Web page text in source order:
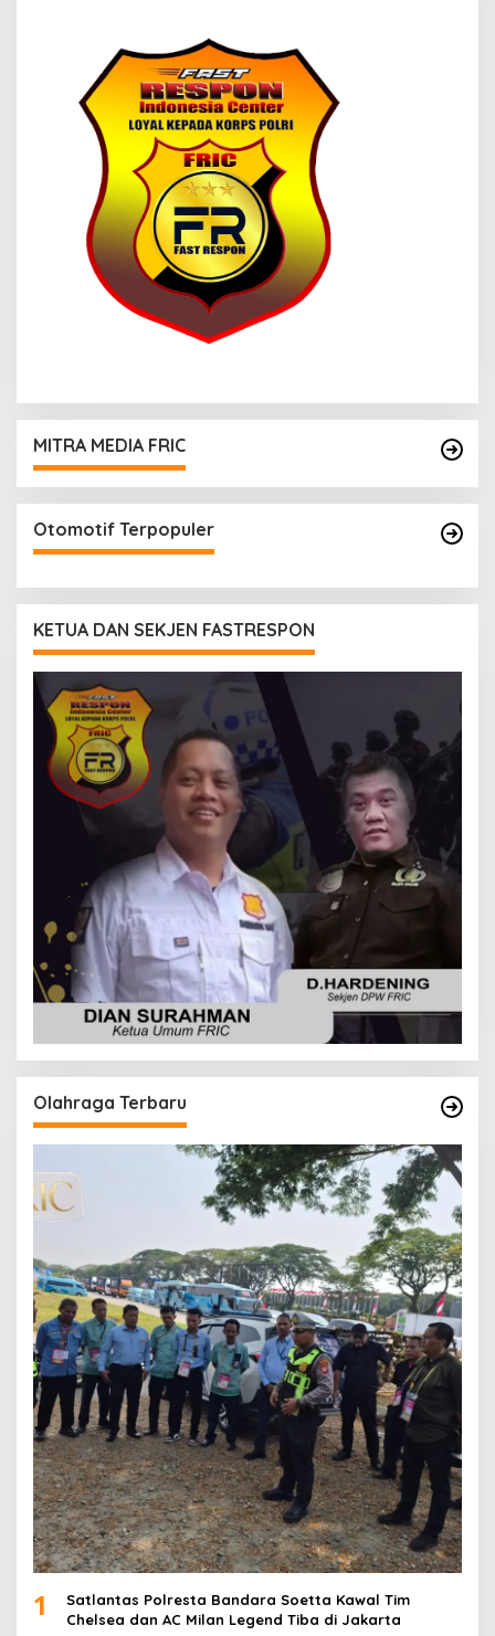
MITRA MEDIA FRIC
Otomotif Terpopuler
KETUA DAN SEKJEN FASTRESPON
Olahraga Terbaru
1
Satlantas Polresta Bandara Soetta Kawal Tim
Chelsea dan AC Milan Legend Tiba di Jakarta